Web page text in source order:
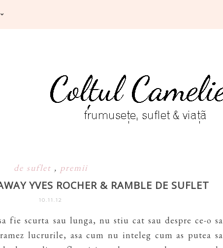
de suflet , premii
YVES ROCHER & RAMBLE DE SUFLET
10.11.12
fie scurta sau lunga, nu stiu cat sau despre ce-o sa
lucrurile, asa cum nu inteleg cum as putea sa